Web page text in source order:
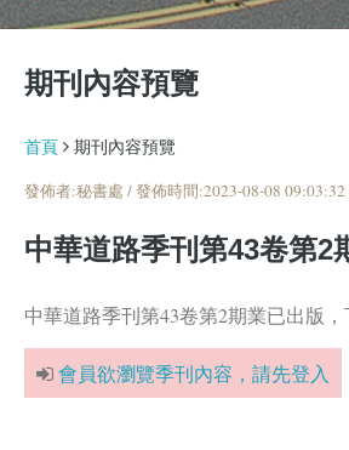
期刊內容預覽
首頁 期刊內容預覽
發佈者:秘書處 / 發佈時間:2023-08-08 09:03:32
中華道路季刊第43卷第2
中華道路季刊第43卷第2期業已出版，
會員欲瀏覽季刊內容，請先登入